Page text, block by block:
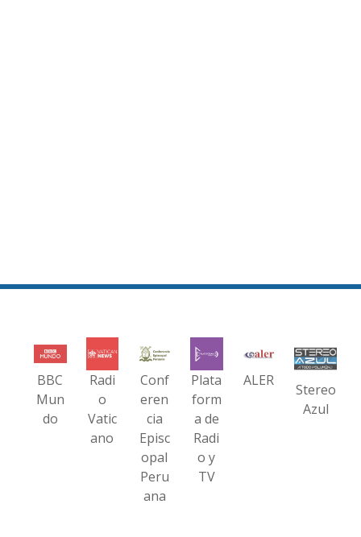
BBC
Mun
do
Radi
o
Vatic
ano
Conf
eren
cia
Episc
opal
Peru
ana
Plata
form
a de
Radi
o y
TV
ALER
Stereo
Azul